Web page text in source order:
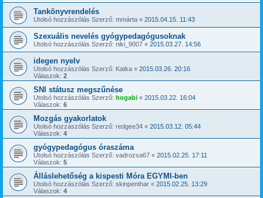
Tankönyvrendelés
Utolsó hozzászólás Szerző: mmárta « 2015.04.15. 11:43
Szexuális nevelés gyógypedagógusoknak
Utolsó hozzászólás Szerző: niki_9007 « 2015.03.27. 14:56
idegen nyelv
Utolsó hozzászólás Szerző: Katka « 2015.03.26. 20:16
Válaszok: 2
SNI státusz megszűnése
Utolsó hozzászólás Szerző: hogabi « 2015.03.22. 16:04
Válaszok: 6
Mozgás gyakorlatok
Utolsó hozzászólás Szerző: redgee34 « 2015.03.12. 05:44
Válaszok: 4
gyógypedagógus óraszáma
Utolsó hozzászólás Szerző: vadrozsa67 « 2015.02.25. 17:11
Válaszok: 5
Álláslehetőség a kispesti Móra EGYMI-ben
Utolsó hozzászólás Szerző: skinpenthar « 2015.02.25. 13:29
Válaszok: 4